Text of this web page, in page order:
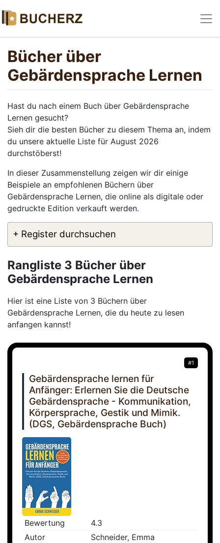
Bücher über
Gebärdensprache Lernen
Hast du nach einem Buch über Gebärdensprache
Lernen gesucht?
Sieh dir die besten Bücher zu diesem Thema an, indem
du unsere aktuelle Liste für August 2026
durchstöberst!
In dieser Zusammenstellung zeigen wir dir einige
Beispiele an empfohlenen Büchern über
Gebärdensprache Lernen, die online als digitale oder
gedruckte Edition verkauft werden.
+ Register durchsuchen
Rangliste 3 Bücher über
Gebärdensprache Lernen
Hier ist eine Liste von 3 Büchern über
Gebärdensprache Lernen, die du heute zu lesen
anfangen kannst!
#1
Gebärdensprache lernen für
Anfänger: Erlernen Sie die Deutsche
Gebärdensprache - Kommunikation,
Körpersprache, Gestik und Mimik.
(DGS, Gebärdensprache Buch)
Bewertung
4.3
Autor
Schneider, Emma